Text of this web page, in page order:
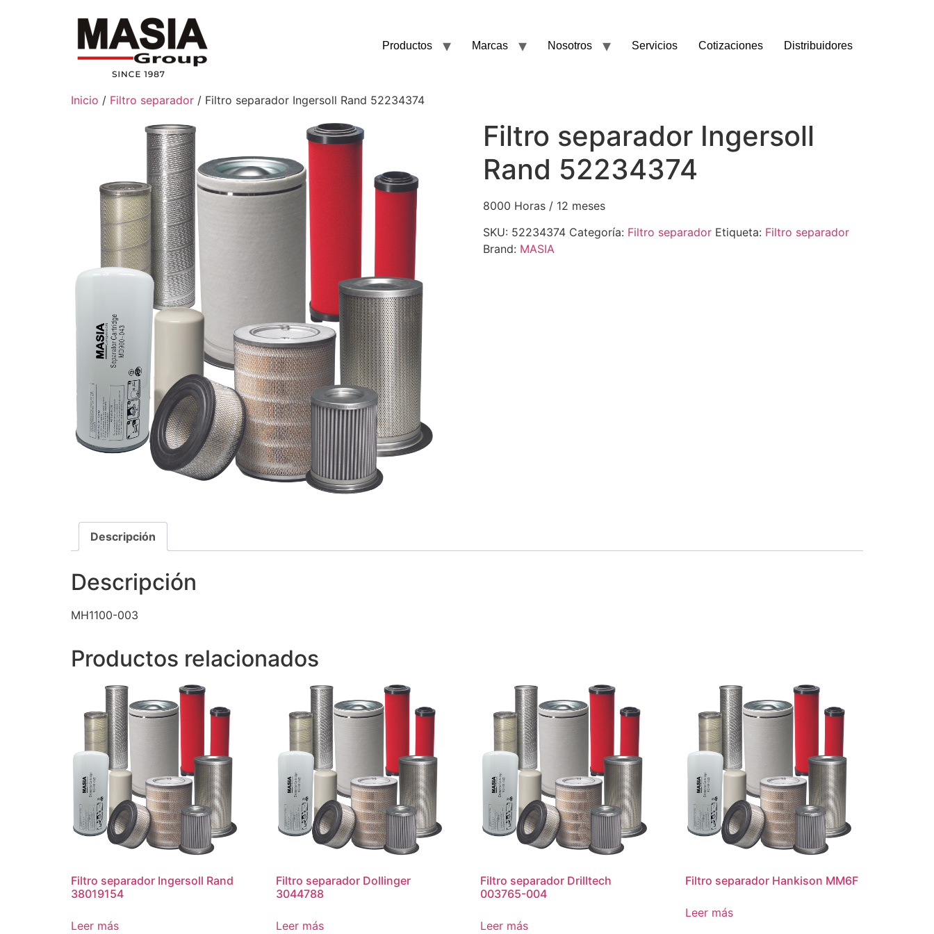
Productos Marcas Nosotros Servicios Cotizaciones Distribuidores
Inicio / Filtro separador / Filtro separador Ingersoll Rand 52234374
Filtro separador Ingersoll
Rand 52234374
8000 Horas / 12 meses
SKU: 52234374 Categoría: Filtro separador Etiqueta: Filtro separador
Brand: MASIA
Descripción
Descripción
MH1100-003
Productos relacionados
Filtro separador Ingersoll Rand
38019154
Leer más
Filtro separador Dollinger
3044788
Leer más
Filtro separador Drilltech
003765-004
Leer más
Filtro separador Hankison MM6F
Leer más